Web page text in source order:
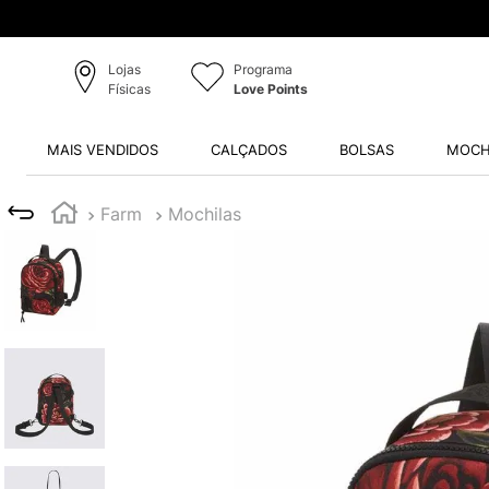
Lojas
Físicas
Programa
Love Points
MAIS VENDIDOS CALÇADOS BOLSAS
Farm Mochilas